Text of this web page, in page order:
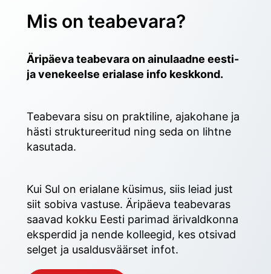
Mis on teabevara?
Äripäeva teabevara on ainulaadne eesti-
ja venekeelse erialase info keskkond.
Teabevara sisu on praktiline, ajakohane ja
hästi struktureeritud ning seda on lihtne
kasutada.
Kui Sul on erialane küsimus, siis leiad just
siit sobiva vastuse. Äripäeva teabevaras
saavad kokku Eesti parimad ärivaldkonna
eksperdid ja nende kolleegid, kes otsivad
selget ja usaldusväärset infot.